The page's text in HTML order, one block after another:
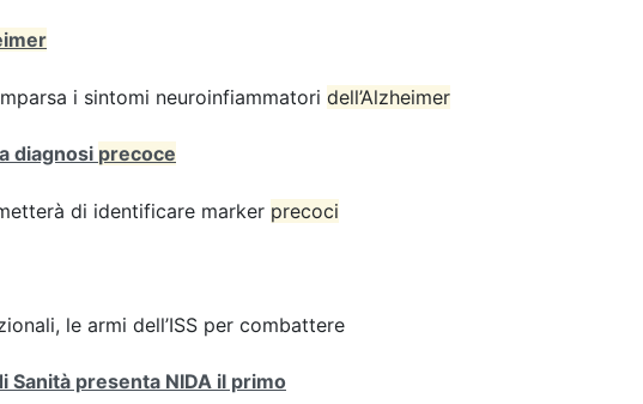
i sintomi neuroinfiammatori dell’Alzheimer
diagnosi precoce
di identificare marker precoci
le armi dell’ISS per combattere
Sanità presenta NIDA il primo